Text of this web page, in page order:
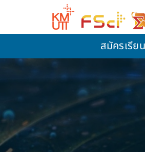
content
สมัครเรียน